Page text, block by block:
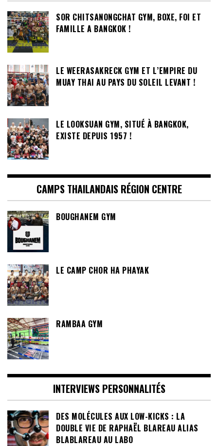
SOR CHITSANONGCHAT GYM, BOXE, FOI ET
FAMILLE A BANGKOK !
LE WEERASAKRECK GYM ET L’EMPIRE DU
MUAY THAI AU PAYS DU SOLEIL LEVANT !
LE LOOKSUAN GYM, SITUÉ À BANGKOK,
EXISTE DEPUIS 1957 !
CAMPS THAILANDAIS RÉGION CENTRE
BOUGHANEM GYM
LE CAMP CHOR HA PHAYAK
RAMBAA GYM
INTERVIEWS PERSONNALITÉS
DES MOLÉCULES AUX LOW-KICKS : LA
DOUBLE VIE DE RAPHAËL BLAREAU ALIAS
BLABLAREAU AU LABO